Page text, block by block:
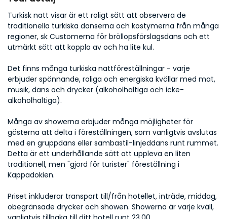
Turkisk natt visar är ett roligt sätt att observera de
traditionella turkiska danserna och kostymerna från många
regioner, sk Customerna för bröllopsförslagsdans och ett
utmärkt sätt att koppla av och ha lite kul.
Det finns många turkiska nattföreställningar - varje
erbjuder spännande, roliga och energiska kvällar med mat,
musik, dans och drycker (alkoholhaltiga och icke-
alkoholhaltiga).
Många av showerna erbjuder många möjligheter för
gästerna att delta i föreställningen, som vanligtvis avslutas
med en gruppdans eller sambastil-linjeddans runt rummet.
Detta är ett underhållande sätt att uppleva en liten
traditionell, men "gjord för turister" föreställning i
Kappadokien.
Priset inkluderar transport till/från hotellet, inträde, middag,
obegränsade drycker och showen. Showerna är varje kväll,